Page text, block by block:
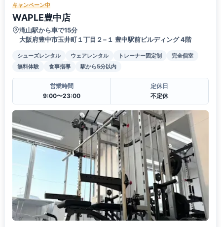
キャンペーン中
WAPLE豊中店
滝山駅から車で15分
大阪府豊中市玉井町１丁目２−１ 豊中駅前ビルディング 4階
シューズレンタル ウェアレンタル トレーナー固定制
完全個室
無料体験
食事指導 駅から5分以内
営業時間
9:00〜23:00
定休日
不定休